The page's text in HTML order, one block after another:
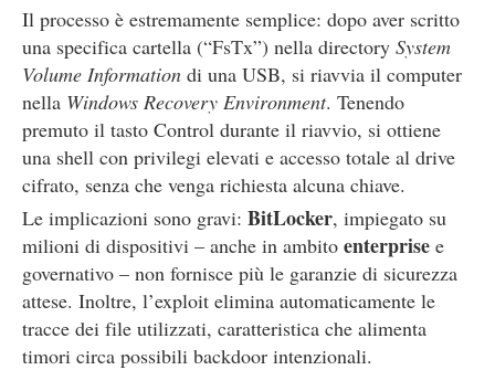
Il processo è estremamente semplice: dopo aver scritto
una specifica cartella (“FsTx”) nella directory System
Volume Information di una USB, si riavvia il computer
nella Windows Recovery Environment. Tenendo
premuto il tasto Control durante il riavvio, si ottiene
una shell con privilegi elevati e accesso totale al drive
cifrato, senza che venga richiesta alcuna chiave.
Le implicazioni sono gravi: BitLocker, impiegato su
milioni di dispositivi – anche in ambito enterprise e
governativo – non fornisce più le garanzie di sicurezza
attese. Inoltre, l’exploit elimina automaticamente le
tracce dei file utilizzati, caratteristica che alimenta
timori circa possibili backdoor intenzionali.